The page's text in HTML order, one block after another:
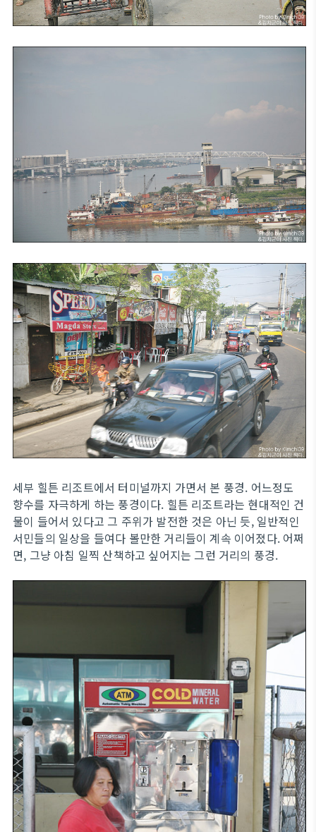
세부 힐튼 리조트에서 터미널까지 가면서 본 풍경. 어느정도
향수를 자극하게 하는 풍경이다. 힐튼 리조트라는 현대적인 건
물이 들어서 있다고 그 주위가 발전한 것은 아닌 듯, 일반적인
서민들의 일상을 들여다 볼만한 거리들이 계속 이어졌다. 어쩌
면, 그냥 아침 일찍 산책하고 싶어지는 그런 거리의 풍경.